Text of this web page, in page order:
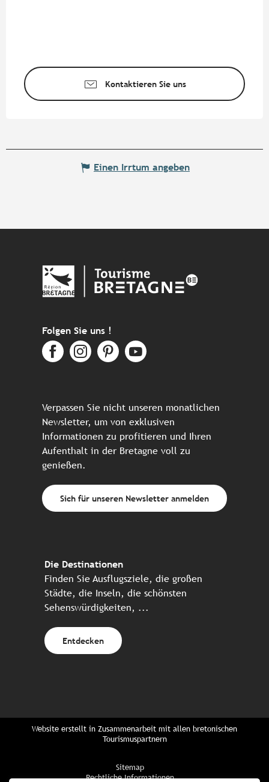
Kontaktieren Sie uns
Einen Irrtum angeben
Folgen Sie uns !
Verpassen Sie nicht unseren monatlichen
Newsletter, um von exklusiven
Informationen zu profitieren und Ihren
Aufenthalt in der Bretagne voll zu
genießen.
Sich für unseren Newsletter anmelden
Die Destinationen
Finden Sie Ausflugsziele, die großen
Städte, die Inseln, die schönsten
Sehenswürdigkeiten, ...
Entdecken
Website erstellt in Zusammenarbeit mit allen bretonischen
Tourismuspartnern
Sitemap
Rechtliche Informationen